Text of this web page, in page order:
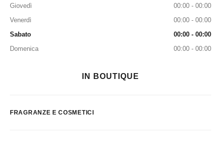
Giovedì
00:00 - 00:00
Venerdì
00:00 - 00:00
Sabato
00:00 - 00:00
Domenica
00:00 - 00:00
IN BOUTIQUE
FRAGRANZE E COSMETICI